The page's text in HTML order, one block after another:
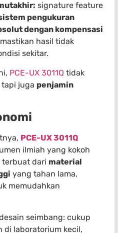
signature feature
pengukuran
dengan kompensasi
hasil tidak
sekitar.
PCE-UX 3011Q tidak
juga penjamin
PCE-UX 3011Q
ilmiah yang kokoh
terbuat dari material
yang tahan lama,
memudahkan
seimbang: cukup
di laboratorium kecil,